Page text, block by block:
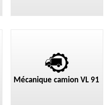
Mécanique camion VL 91